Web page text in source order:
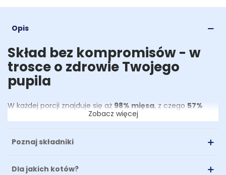
Opis
Skład bez kompromisów - w
trosce o zdrowie Twojego
pupila
W każdej porcji znajduje się aż 98% mięsa, z czego 57%
stanowi mięso mięśniowe(filet i mięśnie jagnięciny i
indyka), a16% to precyzyjnie dobrane podroby: 8% nerki
i 8% wątroba. Tak opracowana struktura zapewnia
zbilansowany poziom białka i tłuszczu, zapewniając
optymalną podaż składników odżywczych w okresie
wzrostu, przy tym idealnie wpisując się w fizjologiczne
Zobacz więcej
Poznaj składniki
Dla jakich kotów?